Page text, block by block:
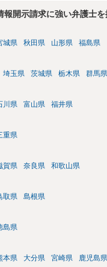
報開示請求に強い弁護士を
城県 秋田県 山形県 福島県
埼玉県 茨城県 栃木県 群馬県
川県 富山県 福井県
重県
賀県 奈良県 和歌山県
取県 島根県
島県
本県 大分県 宮崎県 鹿児島県